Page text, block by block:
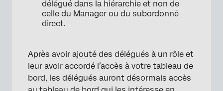
délégué dans la hiérarchie et non de
celle du Manager ou du subordonné
direct.
Après avoir ajouté des délégués à un rôle et
leur avoir accordé l’accès à votre tableau de
bord, les délégués auront désormais accès